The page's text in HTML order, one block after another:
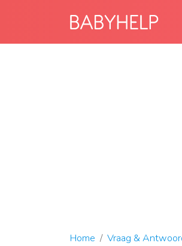
Home Vraag &